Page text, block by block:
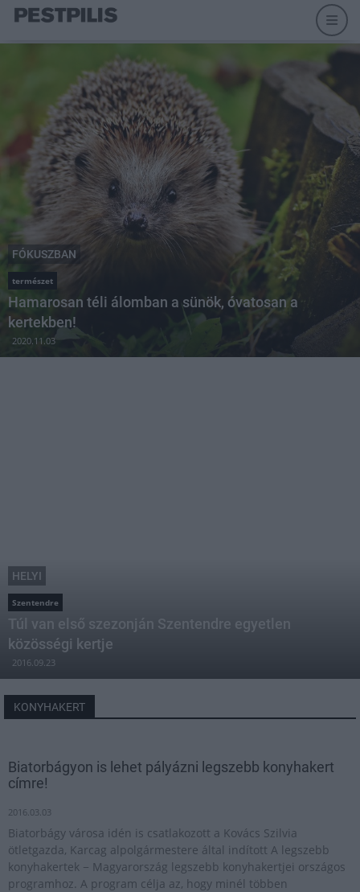
FÓKUSZBAN
természet
Hamarosan téli álomban a sünök, óvatosan a
kertekben!
2020.11.03
HELYI
Szentendre
Túl van első szezonján Szentendre egyetlen
közösségi kertje
2016.09.23
KONYHAKERT
Biatorbágyon is lehet pályázni legszebb konyhakert
címre!
2016.03.03
Biatorbágy városa idén is csatlakozott a Kovács Szilvia
ötletgazda, Karcag alpolgármestere által indított A legszebb
konyhakertek − Magyarország legszebb konyhakertjei országos
programhoz. A program célja az, hogy minél többen